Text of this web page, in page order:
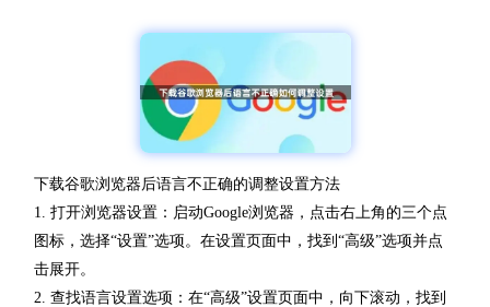
下载谷歌浏览器后语言不正确的调整设置方法
1. 打开浏览器设置：启动Google浏览器，点击右上角的三个点
图标，选择“设置”选项。在设置页面中，找到“高级”选项并点
击展开。
2. 查找语言设置选项：在“高级”设置页面中，向下滚动，找到